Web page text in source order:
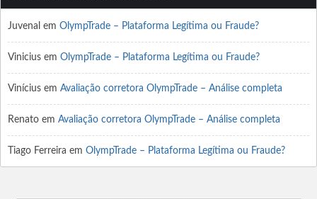
Juvenal em OlympTrade – Plataforma Legítima ou Fraude?
Vinicius em OlympTrade – Plataforma Legítima ou Fraude?
Vinícius em Avaliação corretora OlympTrade – Análise completa
Renato em Avaliação corretora OlympTrade – Análise completa
Tiago Ferreira em OlympTrade – Plataforma Legítima ou Fraude?